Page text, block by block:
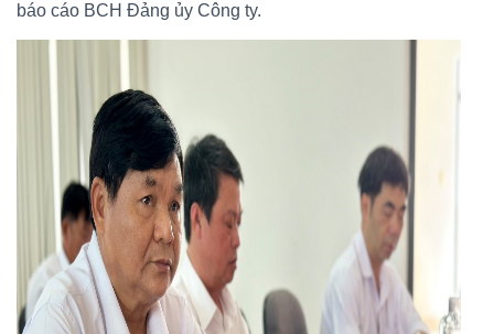
báo cáo BCH Đảng ủy Công ty.